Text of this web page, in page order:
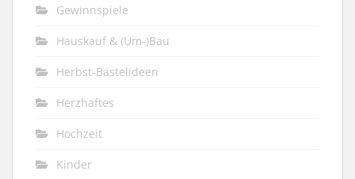
Gewinnspiele
Hauskauf & (Um-)Bau
Herbst-Bastelideen
Herzhaftes
Hochzeit
Kinder